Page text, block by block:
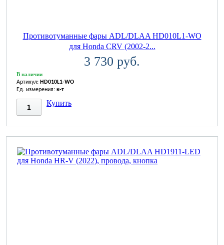
Противотуманные фары ADL/DLAA HD010L1-WO
для Honda CRV (2002-2...
3 730 руб.
В наличии
Артикул: HD010L1-WO
Ед. измерения: к-т
Купить